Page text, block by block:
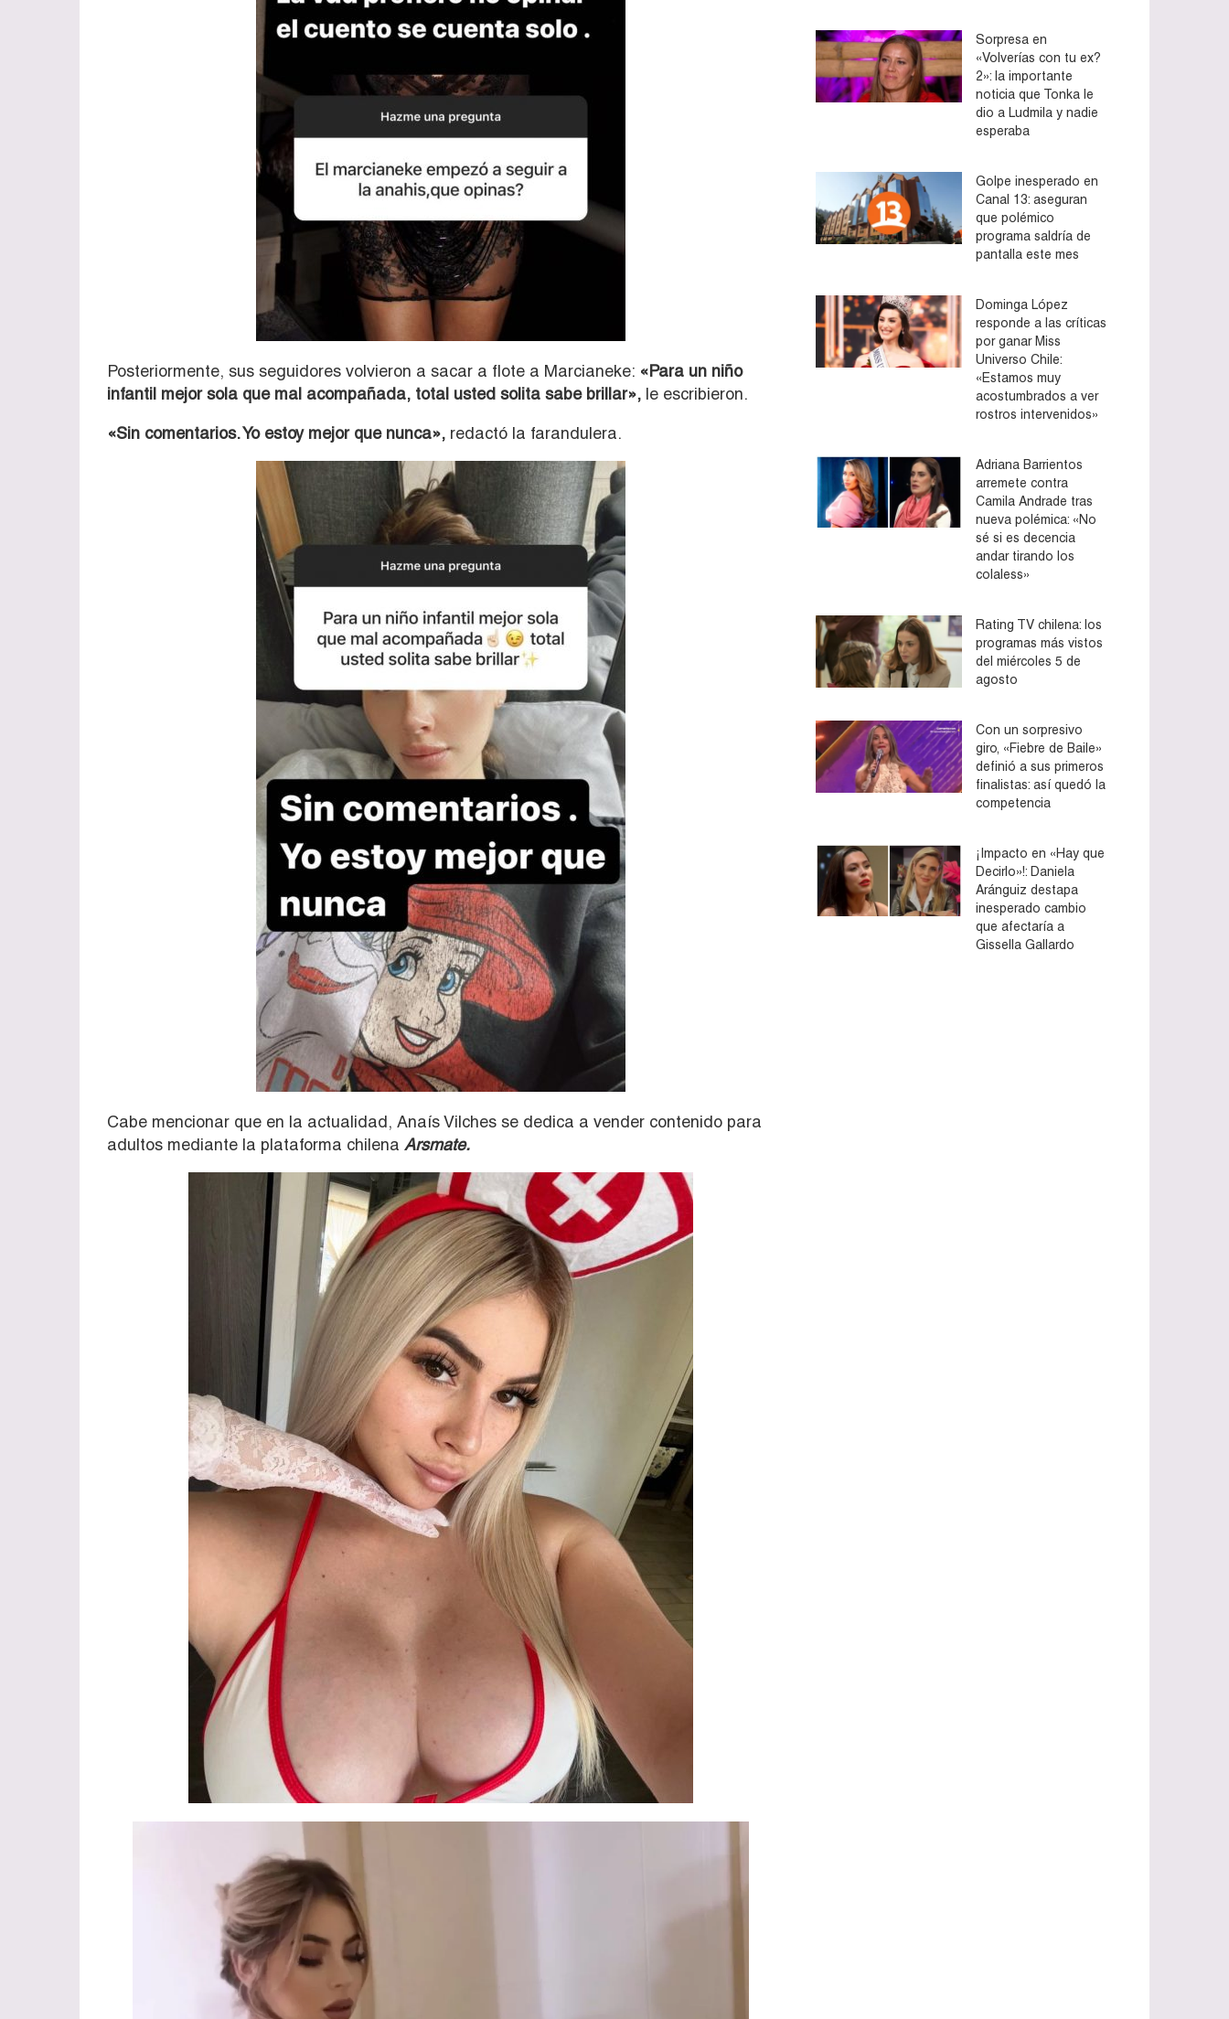
Posteriormente, sus seguidores volvieron a sacar a flote a Marcianeke: «Para un niño
infantil mejor sola que mal acompañada, total usted solita sabe brillar», le escribieron.
«Sin comentarios. Yo estoy mejor que nunca», redactó la farandulera.
Cabe mencionar que en la actualidad, Anaís Vilches se dedica a vender contenido para
adultos mediante la plataforma chilena Arsmate.
Sorpresa en
«Volverías con tu ex?
2»: la importante
noticia que Tonka le
dio a Ludmila y nadie
esperaba
Golpe inesperado en
Canal 13: aseguran
que polémico
programa saldría de
pantalla este mes
Dominga López
responde a las críticas
por ganar Miss
Universo Chile:
«Estamos muy
acostumbrados a ver
rostros intervenidos»
Adriana Barrientos
arremete contra
Camila Andrade tras
nueva polémica: «No
sé si es decencia
andar tirando los
colaless»
Rating TV chilena: los
programas más vistos
del miércoles 5 de
agosto
Con un sorpresivo
giro, «Fiebre de Baile»
definió a sus primeros
finalistas: así quedó la
competencia
¡Impacto en «Hay que
Decirlo»!: Daniela
Aránguiz destapa
inesperado cambio
que afectaría a
Gissella Gallardo